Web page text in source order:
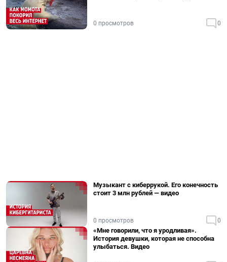
0 просмотров 0
Музыкант с киберрукой. Его конечность
стоит 3 млн рублей — видео
0 просмотров 0
«Мне говорили, что я уродливая».
История девушки, которая не способна
улыбаться. Видео